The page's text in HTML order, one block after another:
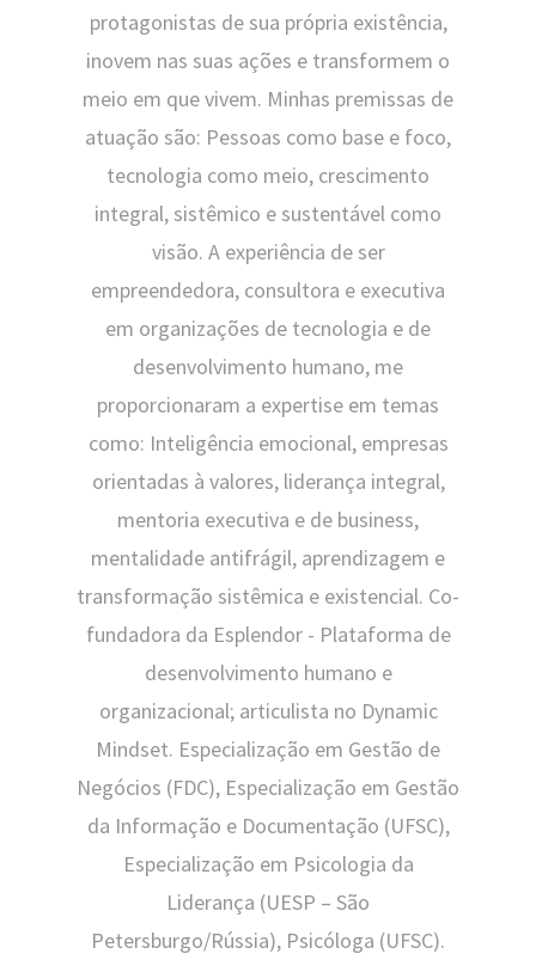
protagonistas de sua própria existência,
inovem nas suas ações e transformem o
meio em que vivem. Minhas premissas de
atuação são: Pessoas como base e foco,
tecnologia como meio, crescimento
integral, sistêmico e sustentável como
visão. A experiência de ser
empreendedora, consultora e executiva
em organizações de tecnologia e de
desenvolvimento humano, me
proporcionaram a expertise em temas
como: Inteligência emocional, empresas
orientadas à valores, liderança integral,
mentoria executiva e de business,
mentalidade antifrágil, aprendizagem e
transformação sistêmica e existencial. Co-
fundadora da Esplendor - Plataforma de
desenvolvimento humano e
organizacional; articulista no Dynamic
Mindset. Especialização em Gestão de
Negócios (FDC), Especialização em Gestão
da Informação e Documentação (UFSC),
Especialização em Psicologia da
Liderança (UESP – São
Petersburgo/Rússia), Psicóloga (UFSC).